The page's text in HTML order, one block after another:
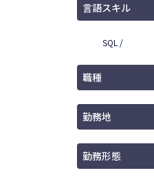
言語スキル
SQL /
職種
勤務地
勤務形態